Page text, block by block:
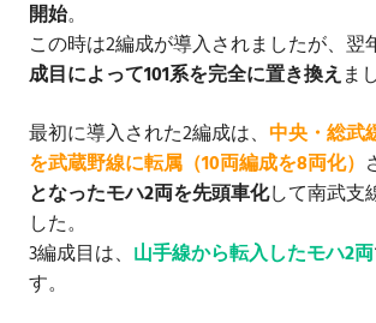
開始。
この時は2編成が導入されましたが、翌
成目によって101系を完全に置き換えま
最初に導入された2編成は、 中央・総武
を武蔵野線に転属（10両編成を8両化）
となったモハ2両を先頭車化して南武支
した。
3編成目は、 山手線から転入したモハ2両
す。